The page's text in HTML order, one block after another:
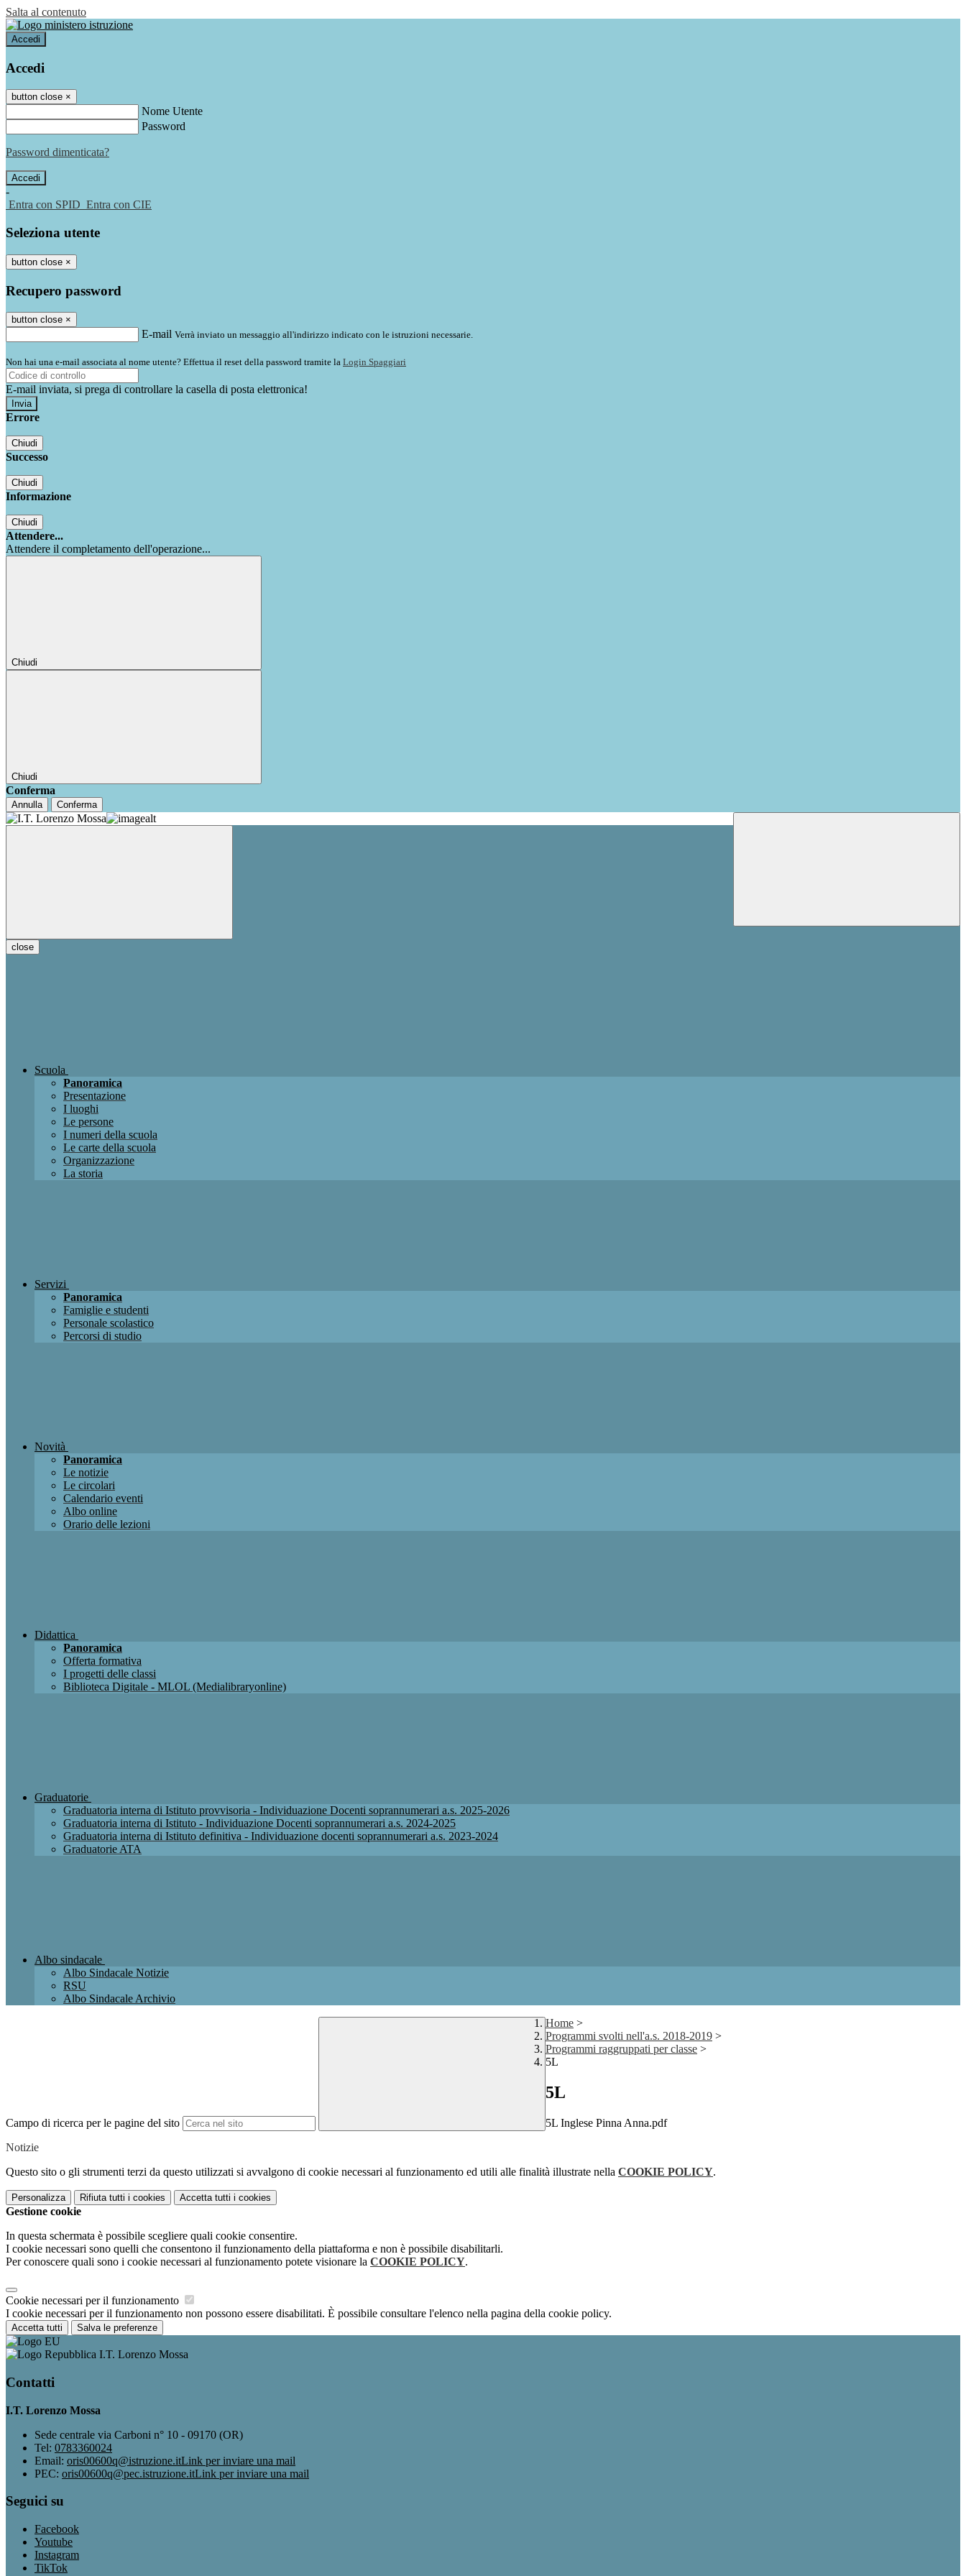
Salta al contenuto
Accedi
Accedi
button close ×
Nome Utente
Password
Password dimenticata?
-
Entra con SPID Entra con CIE
Seleziona utente
button close ×
Recupero password
button close ×
E-mail Verrà inviato un messaggio all'indirizzo indicato con le istruzioni necessarie.
Non hai una e-mail associata al nome utente? Effettua il reset della password tramite la Login Spaggiari
E-mail inviata, si prega di controllare la casella di posta elettronica!
Errore
Chiudi
Successo
Chiudi
Informazione
Chiudi
Attendere...
Attendere il completamento dell'operazione...
Chiudi
Chiudi
Conferma
Annulla Conferma
close
Scuola
Panoramica
Presentazione
I luoghi
Le persone
I numeri della scuola
Le carte della scuola
Organizzazione
La storia
Servizi
Panoramica
Famiglie e studenti
Personale scolastico
Percorsi di studio
Novità
Panoramica
Le notizie
Le circolari
Calendario eventi
Albo online
Orario delle lezioni
Didattica
Panoramica
Offerta formativa
I progetti delle classi
Biblioteca Digitale - MLOL (Medialibraryonline)
Graduatorie
Graduatoria interna di Istituto provvisoria - Individuazione Docenti soprannumerari a.s. 2025-2026
Graduatoria interna di Istituto - Individuazione Docenti soprannumerari a.s. 2024-2025
Graduatoria interna di Istituto definitiva - Individuazione docenti soprannumerari a.s. 2023-2024
Graduatorie ATA
Albo sindacale
Albo Sindacale Notizie
RSU
Albo Sindacale Archivio
Campo di ricerca per le pagine del sito
Home >
Programmi svolti nell'a.s. 2018-2019 >
Programmi raggruppati per classe >
5L
5L
5L Inglese Pinna Anna.pdf
Notizie
Questo sito o gli strumenti terzi da questo utilizzati si avvalgono di cookie necessari al funzionamento ed utili alle finalità illustrate nella COOKIE POLICY.
Personalizza Rifiuta tutti i cookies Accetta tutti i cookies
Gestione cookie
In questa schermata è possibile scegliere quali cookie consentire.
I cookie necessari sono quelli che consentono il funzionamento della piattaforma e non è possibile disabilitarli.
Per conoscere quali sono i cookie necessari al funzionamento potete visionare la COOKIE POLICY.
Cookie necessari per il funzionamento
I cookie necessari per il funzionamento non possono essere disabilitati. È possibile consultare l'elenco nella pagina della cookie policy.
Accetta tutti Salva le preferenze
I.T. Lorenzo Mossa
Contatti
I.T. Lorenzo Mossa
Sede centrale via Carboni n° 10 - 09170 (OR)
Tel: 0783360024
Email: oris00600q@istruzione.itLink per inviare una mail
PEC: oris00600q@pec.istruzione.itLink per inviare una mail
Seguici su
Facebook
Youtube
Instagram
TikTok